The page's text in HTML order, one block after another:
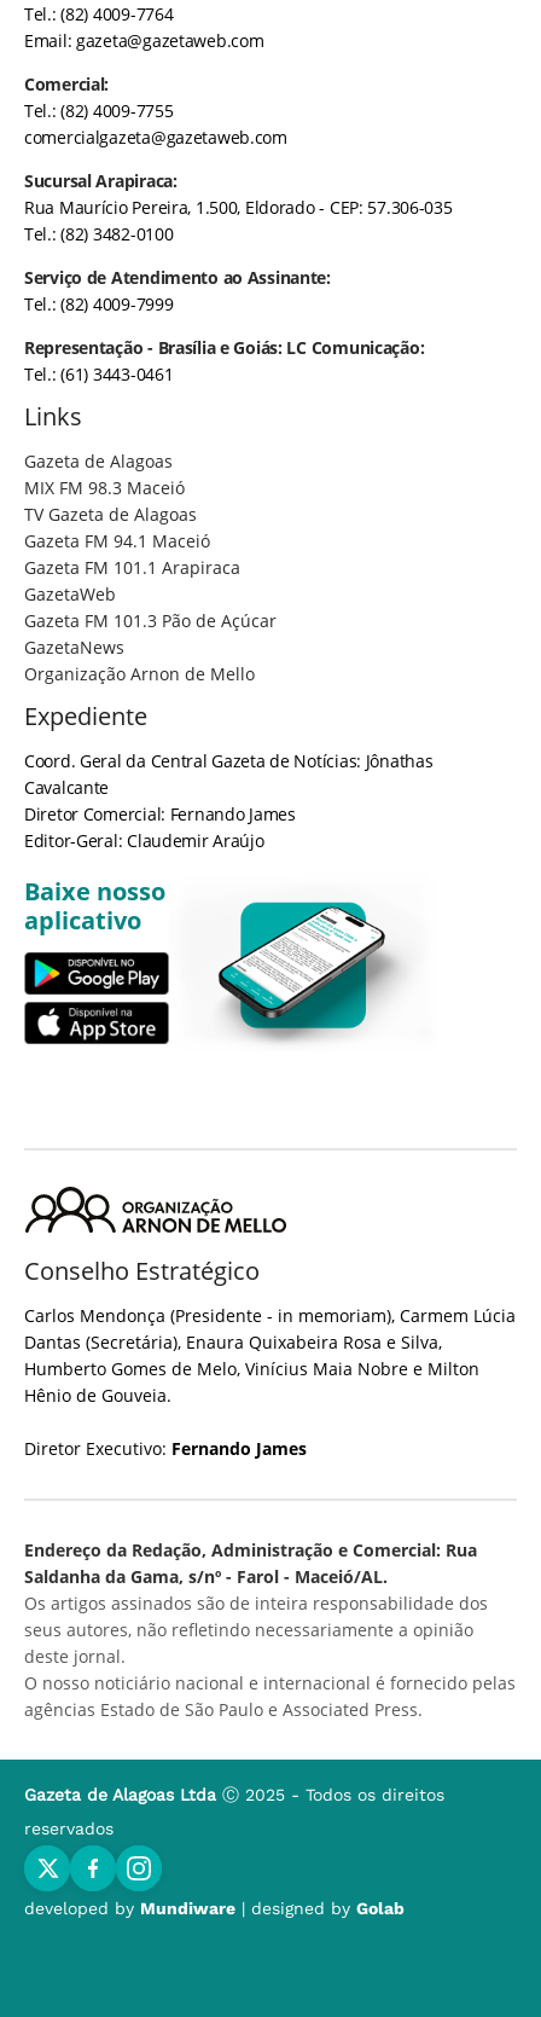
Tel.: (82) 4009-7764
Email:gazeta@gazetaweb.com
Comercial:
Tel.: (82) 4009-7755
comercialgazeta@gazetaweb.com
Sucursal Arapiraca:
Rua Maurício Pereira, 1.500, Eldorado - CEP: 57.306-035
Tel.: (82) 3482-0100
Serviço de Atendimento ao Assinante:
Tel.: (82) 4009-7999
Representação - Brasília e Goiás: LC Comunicação:
Tel.: (61) 3443-0461
Links
Gazeta de Alagoas
MIX FM 98.3 Maceió
TV Gazeta de Alagoas
Gazeta FM 94.1 Maceió
Gazeta FM 101.1 Arapiraca
GazetaWeb
Gazeta FM 101.3 Pão de Açúcar
GazetaNews
Organização Arnon de Mello
Expediente
Coord. Geral da Central Gazeta de Notícias: Jônathas
Cavalcante
Diretor Comercial: Fernando James
Editor-Geral: Claudemir Araújo
Baixe nosso
aplicativo
Conselho Estratégico
Carlos Mendonça (Presidente - in memoriam), Carmem Lúcia
Dantas (Secretária), Enaura Quixabeira Rosa e Silva,
Humberto Gomes de Melo, Vinícius Maia Nobre e Milton
Hênio de Gouveia.
Diretor Executivo: Fernando James
Endereço da Redação, Administração e Comercial: Rua
Saldanha da Gama, s/nº - Farol - Maceió/AL.
Os artigos assinados são de inteira responsabilidade dos
seus autores, não refletindo necessariamente a opinião
deste jornal.
O nosso noticiário nacional e internacional é fornecido pelas
agências Estado de São Paulo e Associated Press.
Gazeta de Alagoas Ltda Ⓒ 2025 - Todos os direitos
reservados
developed by Mundiware | designed by Golab